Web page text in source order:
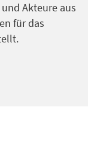
Akteure aus
für das